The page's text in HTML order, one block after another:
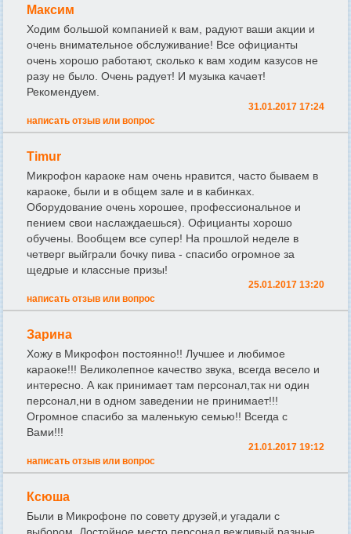
Максим
Ходим большой компанией к вам, радуют ваши акции и
очень внимательное обслуживание! Все официанты
очень хорошо работают, сколько к вам ходим казусов не
разу не было. Очень радует! И музыка качает!
Рекомендуем.
31.01.2017 17:24
написать отзыв или вопрос
Timur
Микрофон караоке нам очень нравится, часто бываем в
караоке, были и в общем зале и в кабинках.
Оборудование очень хорошее, профессиональное и
пением свои наслаждаешься). Официанты хорошо
обучены. Вообщем все супер! На прошлой неделе в
четверг выйграли бочку пива - спасибо огромное за
щедрые и классные призы!
25.01.2017 13:20
написать отзыв или вопрос
Зарина
Хожу в Микрофон постоянно!! Лучшее и любимое
караоке!!! Великолепное качество звука, всегда весело и
интересно. А как принимает там персонал,так ни один
персонал,ни в одном заведении не принимает!!!
Огромное спасибо за маленькую семью!! Всегда с
Вами!!!
21.01.2017 19:12
написать отзыв или вопрос
Ксюша
Были в Микрофоне по совету друзей,и угадали с
выбором. Достойное место,персонал вежливый,разные